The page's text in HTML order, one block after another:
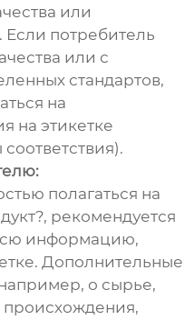
или
Если потребитель
или с
стандартов,
на
на этикетке
полагаться на
рекомендуется
информацию,
Дополнительные
о сырье,
происхождения,